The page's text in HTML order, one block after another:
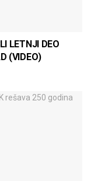
LETNJI DEO
(VIDEO)